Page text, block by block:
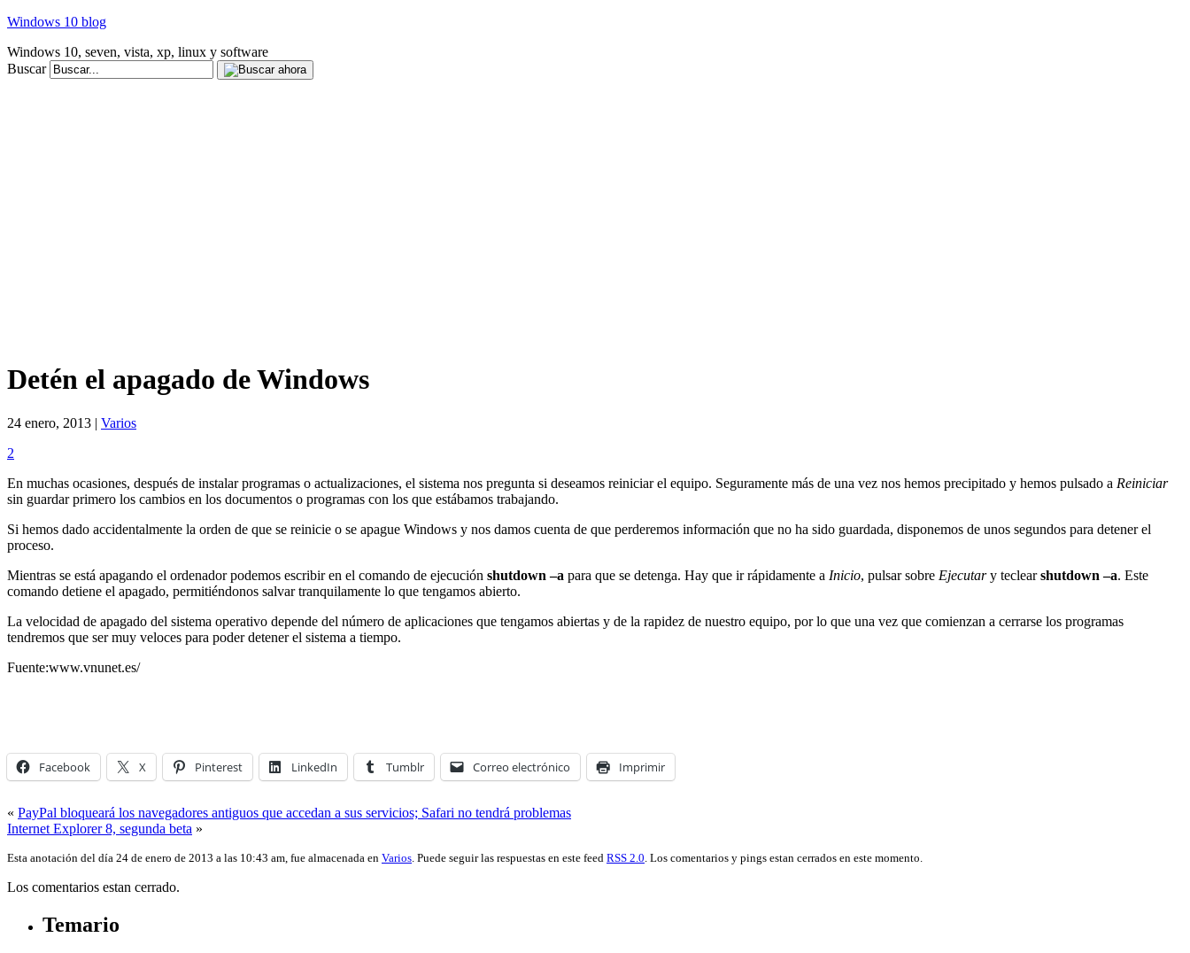
Windows 10 blog
Windows 10, seven, vista, xp, linux y software
Buscar
Detén el apagado de Windows
24 enero, 2013 | Varios
2
En muchas ocasiones, después de instalar programas o actualizaciones, el sistema nos pregunta si deseamos reiniciar el equipo. Seguramente más de una vez nos hemos precipitado y hemos pulsado a Reiniciar
sin guardar primero los cambios en los documentos o programas con los que estábamos trabajando.
Si hemos dado accidentalmente la orden de que se reinicie o se apague Windows y nos damos cuenta de que perderemos información que no ha sido guardada, disponemos de unos segundos para detener el
proceso.
Mientras se está apagando el ordenador podemos escribir en el comando de ejecución shutdown –a para que se detenga. Hay que ir rápidamente a Inicio, pulsar sobre Ejecutary teclearshutdown –a. Este
comando detiene el apagado, permitiéndonos salvar tranquilamente lo que tengamos abierto.
La velocidad de apagado del sistema operativo depende del número de aplicaciones que tengamos abiertas y de la rapidez de nuestro equipo, por lo que una vez que comienzan a cerrarse los programas
tendremos que ser muy veloces para poder detener el sistema a tiempo.
Fuente:www.vnunet.es/
Facebook X Pinterest LinkedIn Tumblr Correo electrónico Imprimir
« PayPal bloqueará los navegadores antiguos que accedan a sus servicios; Safari no tendrá problemas
Internet Explorer 8, segunda beta »
Esta anotación del día 24 de enero de 2013 a las 10:43 am, fue almacenada en Varios . Puede seguir las respuestas en este feed RSS 2.0 . Los comentarios y pings estan cerrados en este momento.
Los comentarios estan cerrado.
Temario